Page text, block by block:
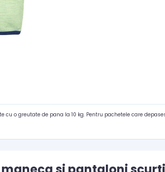
cu o greutate de pana la 10 kg. Pentru pachetele care